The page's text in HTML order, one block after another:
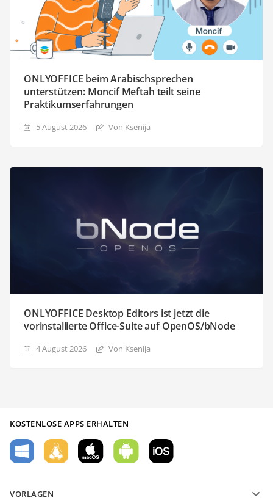
ONLYOFFICE beim Arabischsprechen
unterstützen: Moncif Meftah teilt seine
Praktikumserfahrungen
5 August 2026 Von Ksenija
ONLYOFFICE Desktop Editors ist jetzt die
vorinstallierte Office-Suite auf OpenOS/bNode
4 August 2026 Von Ksenija
KOSTENLOSE APPS ERHALTEN
VORLAGEN